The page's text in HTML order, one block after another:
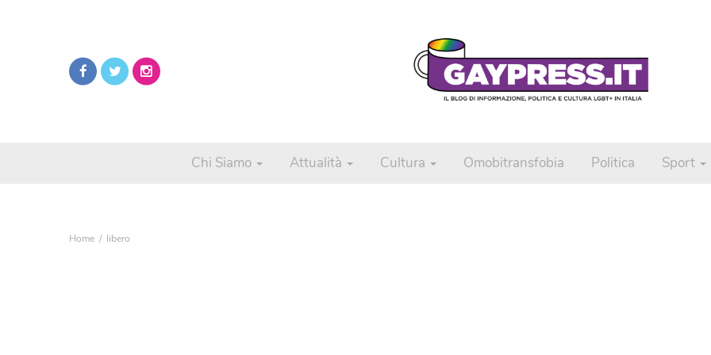
Chi Siamo Attualità Cultura Omobitransfobia Politica Sport
Home libero